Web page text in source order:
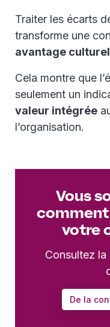
Traiter les écarts
transforme une
avantage culturel
Cela montre que
seulement un
valeur intégrée
l’organisation.
Vous
comment
votre
Consultez
De la